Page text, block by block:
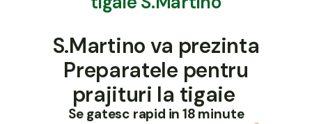
S.Martino va prezinta
Preparatele pentru
prajituri la tigaie
Se gatesc rapid in 18 minute